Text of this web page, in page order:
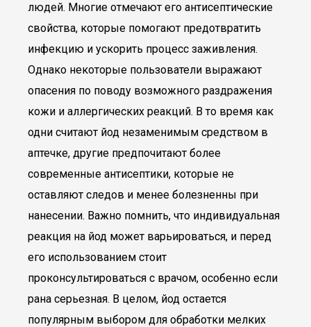
людей. Многие отмечают его антисептические
свойства, которые помогают предотвратить
инфекцию и ускорить процесс заживления.
Однако некоторые пользователи выражают
опасения по поводу возможного раздражения
кожи и аллергических реакций. В то время как
одни считают йод незаменимым средством в
аптечке, другие предпочитают более
современные антисептики, которые не
оставляют следов и менее болезненны при
нанесении. Важно помнить, что индивидуальная
реакция на йод может варьироваться, и перед
его использованием стоит
проконсультироваться с врачом, особенно если
рана серьезная. В целом, йод остается
популярным выбором для обработки мелких